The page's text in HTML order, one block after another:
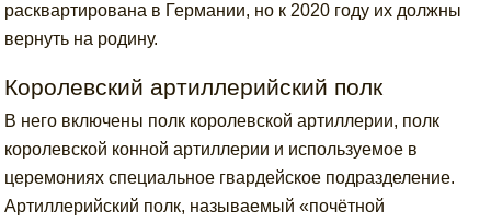
расквартирована в Германии, но к 2020 году их должны
вернуть на родину.
Королевский артиллерийский полк
В него включены полк королевской артиллерии, полк
королевской конной артиллерии и используемое в
церемониях специальное гвардейское подразделение.
Артиллерийский полк, называемый «почётной